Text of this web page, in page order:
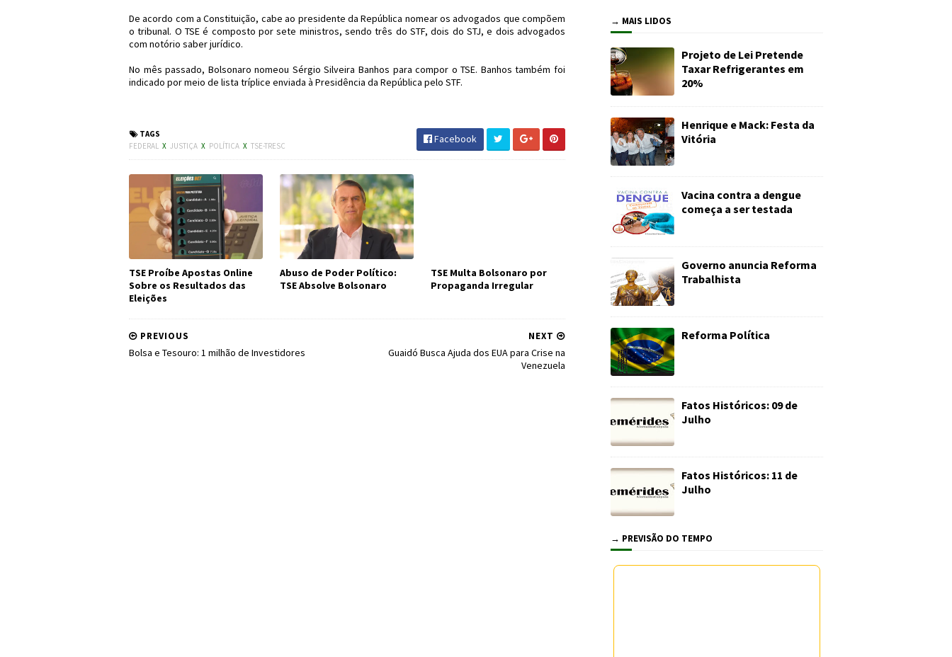
De acordo com a Constituição, cabe ao presidente da República nomear os advogados que compõem
o tribunal. O TSE é composto por sete ministros, sendo três do STF, dois do STJ, e dois advogados
com notório saber jurídico.
No mês passado, Bolsonaro nomeou Sérgio Silveira Banhos para compor o TSE. Banhos também foi
indicado por meio de lista tríplice enviada à Presidência da República pelo STF.
TAGS
FEDERAL X JUSTIÇA X POLÍTICA X TSE-TRESC
Facebook
TSE Proíbe Apostas Online
Sobre os Resultados das
Eleições
Abuso de Poder Político:
TSE Absolve Bolsonaro
TSE Multa Bolsonaro por
Propaganda Irregular
NEXT
Guaidó Busca Ajuda dos EUA para Crise na
Venezuela
PREVIOUS
Bolsa e Tesouro: 1 milhão de Investidores
→ MAIS LIDOS
Projeto de Lei Pretende
Taxar Refrigerantes em
20%
Henrique e Mack: Festa da
Vitória
Vacina contra a dengue
começa a ser testada
Governo anuncia Reforma
Trabalhista
Reforma Política
Fatos Históricos: 09 de
Julho
Fatos Históricos: 11 de
Julho
→ PREVISÃO DO TEMPO